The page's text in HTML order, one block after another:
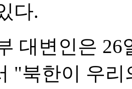
다.
대변인은
"북한이 우